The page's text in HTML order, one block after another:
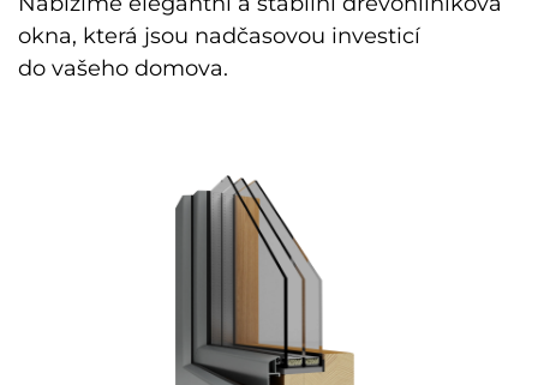
okna, která jsou nadčasovou investicí
do vašeho domova.